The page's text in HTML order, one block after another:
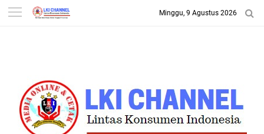
-->
Minggu, 9 Agustus 2026